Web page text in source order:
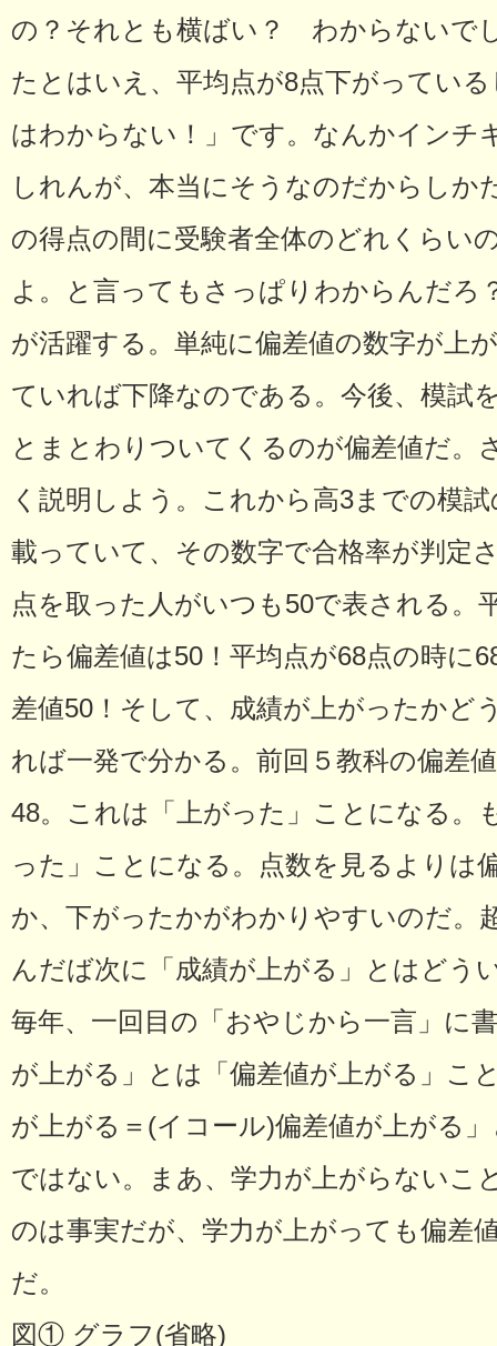
の？それとも横ばい？ わからないで
たとはいえ、平均点が8点下がってい
はわからない！」です。なんかインチ
しれんが、本当にそうなのだからしか
の得点の間に受験者全体のどれくらい
よ。と言ってもさっぱりわからんだろ
が活躍する。単純に偏差値の数字が上
ていれば下降なのである。今後、模試
とまとわりついてくるのが偏差値だ。
く説明しよう。これから高3までの模
載っていて、その数字で合格率が判定
点を取った人がいつも50で表される。
たら偏差値は50！平均点が68点の時に
差値50！そして、成績が上がったかど
れば一発で分かる。前回５教科の偏差
48。これは「上がった」ことになる。
った」ことになる。点数を見るよりは
か、下がったかがわかりやすいのだ。
んだば次に「成績が上がる」とはどう
毎年、一回目の「おやじから一言」に
が上がる」とは「偏差値が上がる」こ
が上がる＝(イコール)偏差値が上がる
ではない。まあ、学力が上がらないこ
のは事実だが、学力が上がっても偏差
だ。
図① グラフ(省略)